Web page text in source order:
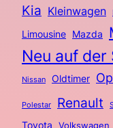
Kia Kleinwagen
Limousine Mazda
Neu auf der
Nissan Oldtimer
Polestar Renault
Toyota Volkswagen